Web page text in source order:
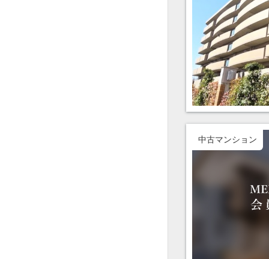
中古マンション